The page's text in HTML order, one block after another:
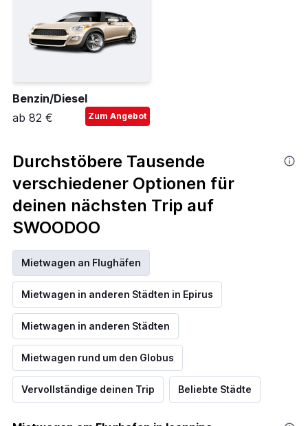
Benzin/Diesel
ab 82 €
Zum Angebot
Durchstöbere Tausende
verschiedener Optionen für
deinen nächsten Trip auf
SWOODOO
Mietwagen an Flughäfen
Mietwagen in anderen Städten in Epirus
Mietwagen in anderen Städten
Mietwagen rund um den Globus
Vervollständige deinen Trip Beliebte Städte